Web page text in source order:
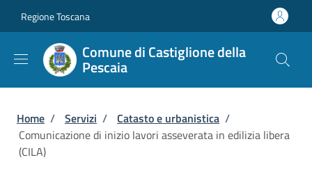
Regione Toscana
Comune di Castiglione della
Pescaia
Briciole di pane
Home / Servizi / Catasto e urbanistica /
Comunicazione di inizio lavori asseverata in edilizia libera
(CILA)